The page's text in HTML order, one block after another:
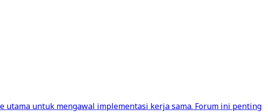
utama untuk mengawal implementasi kerja sama. Forum ini penting